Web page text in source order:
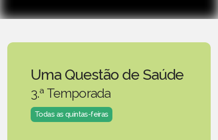
Uma Questão de Saúde
3.ª Temporada
Todas as quintas-feiras